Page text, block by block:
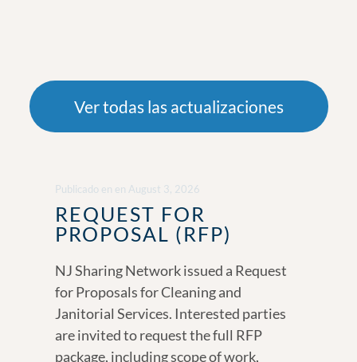
Ver todas las actualizaciones
Publicado en en August 3, 2026
REQUEST FOR
PROPOSAL (RFP)
NJ Sharing Network issued a Request
for Proposals for Cleaning and
Janitorial Services. Interested parties
are invited to request the full RFP
package, including scope of work,